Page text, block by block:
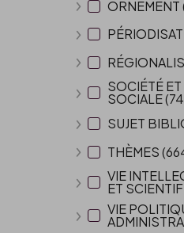
Afficher plus
ORNEMENT
Afficher plus
Afficher plus
Afficher plus
SOCIÉTÉ ET
SOCIALE
Afficher plus
SUJET
Afficher plus
THÈMES
Afficher plus
VIE
ET
Afficher plus
VIE